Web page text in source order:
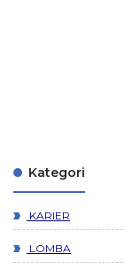
Kategori
KARIER
LOMBA